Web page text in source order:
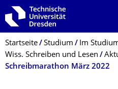
Zur Hauptnavigation springen
Zur Suche springen
Zum Inhalt springen
Breadcrumb-Menü
Startseite Studium Im
Wiss. Schreiben und Lesen
Schreibmarathon März 2022